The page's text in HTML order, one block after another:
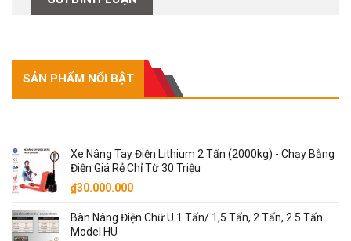
SẢN PHẨM NỔI BẬT
Xe Nâng Tay Điện Lithium 2 Tấn (2000kg) - Chạy Bằng
Điện Giá Rẻ Chỉ Từ 30 Triệu
₫30.000.000
Bàn Nâng Điện Chữ U 1 Tấn/ 1,5 Tấn, 2 Tấn, 2.5 Tấn.
Model HU